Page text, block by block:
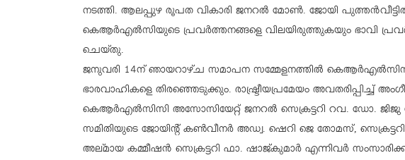
നടത്തി. ആലപ്പുഴ രൂപത വികാരി ജനറല്‍ മോണ്‍. ജോയി
കെആര്‍എല്‍സിയുടെ പ്രവര്‍ത്തനങ്ങളെ വിലയിരുത്തുകയും ഭാവി
ചെയ്തു.
ജനുവരി 14ന് ഞായറാഴ്ച സമാപന സമ്മേളനത്തില്‍
ഭാരവാഹികളെ തിരഞ്ഞെടുക്കും. രാഷ്ട്രീയപ്രമേയം അവതരിപ്പിച്ച്
കെആര്‍എല്‍സിസി അസോസിയേറ്റ് ജനറല്‍ സെക്രട്ടറി റവ. ഡോ. ജിജു
സമിതിയുടെ ജോയിന്റ് കണ്‍വീനര്‍ അഡ്വ. ഷെറി ജെ തോമസ്,
അല്മായ കമ്മീഷന്‍ സെക്രട്ടറി ഫാ. ഷാജ്കുമാര്‍ എന്നിവര്‍